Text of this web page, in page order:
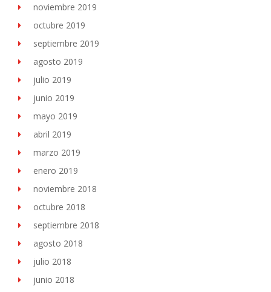
noviembre 2019
octubre 2019
septiembre 2019
agosto 2019
julio 2019
junio 2019
mayo 2019
abril 2019
marzo 2019
enero 2019
noviembre 2018
octubre 2018
septiembre 2018
agosto 2018
julio 2018
junio 2018